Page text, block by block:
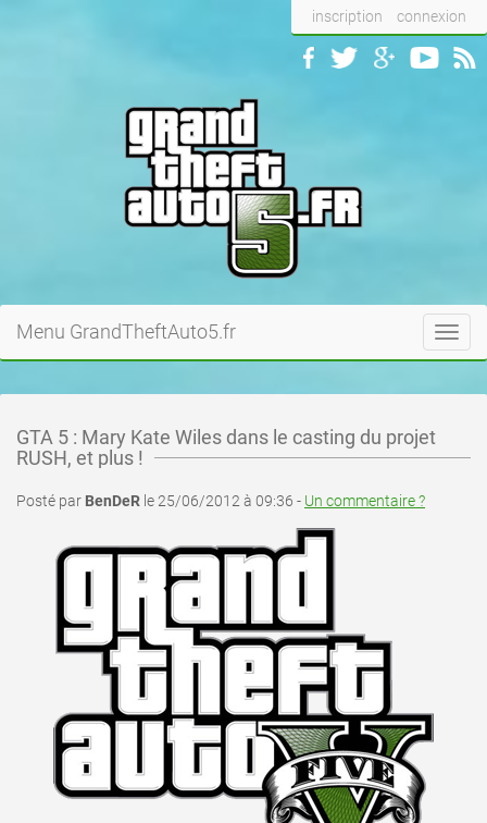
inscription connexion
Menu GrandTheftAuto5.fr
GTA 5 : Mary Kate Wiles dans le casting du projet
RUSH, et plus !
Posté par BenDeR le 25/06/2012 à 09:36 - Un commentaire ?